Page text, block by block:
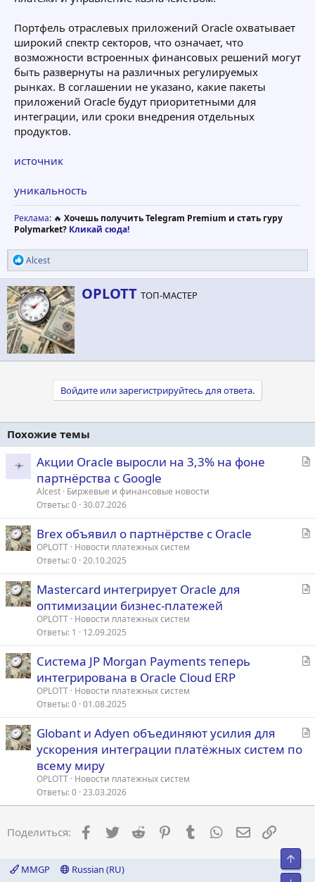
Портфель отраслевых приложений Oracle охватывает
широкий спектр секторов, что означает, что
возможности встроенных финансовых решений могут
быть развернуты на различных регулируемых
рынках. В соглашении не указано, какие пакеты
приложений Oracle будут приоритетными для
интеграции, или сроки внедрения отдельных
продуктов.
источник
уникальность
Реклама: 🔥 Хочешь получить Telegram Premium и стать гуру
Polymarket? Кликай сюда!
Р
е
а
к
ц
и
и
:
Alcest
А
в
OPLOTT ТОП-МАСТЕР
Войдите или зарегистрируйтесь для ответа.
Похожие темы
С
я
Акции Oracle выросли на 3,3% на фоне
партнёрства с Google
Alcest Биржевые и финансовые новости
Ответы 0 30.07.2026
С
ь
Brex объявил о партнёрстве с Oracle
OPLOTT Новости платежных систем
Ответы 0 20.10.2025
С
я
Mastercard интегрирует Oracle для
оптимизации бизнес-платежей
OPLOTT Новости платежных систем
Ответы 1 12.09.2025
С
я
Система JP Morgan Payments теперь
интегрирована в Oracle Cloud ERP
OPLOTT Новости платежных систем
Ответы 0 01.08.2025
С
я
Globant и Adyen объединяют усилия для
ускорения интеграции платёжных систем по
всему миру
OPLOTT Новости платежных систем
Ответы 0 23.03.2026
Поделиться: Facebook
Twitter Reddit PinterestTumblr WhatsApp
MMGP Russian (RU)